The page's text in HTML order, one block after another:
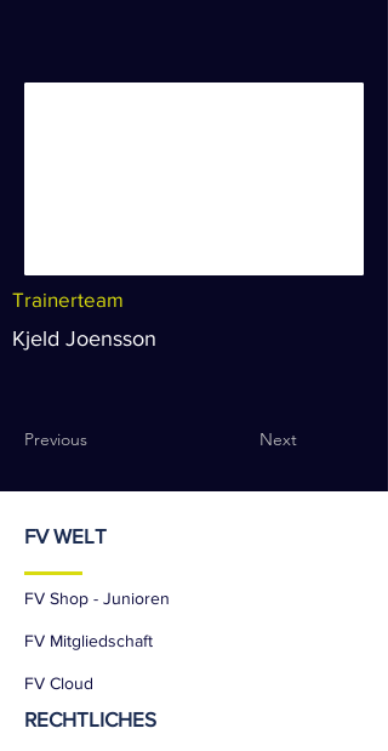
Trainerteam
Kjeld Joensson
Previous Next
FV WELT
FV Shop - Junioren
FV Mitgliedschaft
FV Cloud
RECHTLICHES